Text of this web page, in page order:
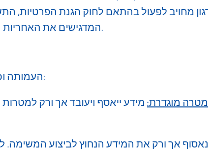
המדגישים את האחריות המוגברת של בעל המאגר על המידע המופקד בידיו.
​העמותה וכל הפועלים מטעמה יפעלו על פי העקרונות הבאים:
מטרה מוגדרת:מידע ייאסף ויעובד אך ורק